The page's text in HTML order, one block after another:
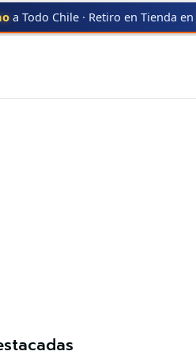
a Todo Chile · Retiro en Tienda en